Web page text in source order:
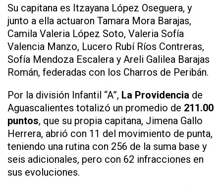
Su capitana es Itzayana López Oseguera, y
junto a ella actuaron Tamara Mora Barajas,
Camila Valeria López Soto, Valeria Sofía
Valencia Manzo, Lucero Rubí Ríos Contreras,
Sofía Mendoza Escalera y Areli Galilea Barajas
Román, federadas con los Charros de Peribán.
Por la división Infantil “A”, La Providencia de
Aguascalientes totalizó un promedio de 211.00
puntos, que su propia capitana, Jimena Gallo
Herrera, abrió con 11 del movimiento de punta,
teniendo una rutina con 256 de la suma base y
seis adicionales, pero con 62 infracciones en
sus evoluciones.